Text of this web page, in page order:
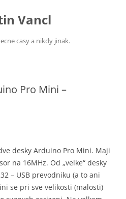
Vancl
casy a nikdy jinak.
Pro Mini –
desky Arduino Pro Mini. Maji
na 16MHz. Od „velke“ desky
– USB prevodniku (a to ani
se pri sve velikosti (malosti)